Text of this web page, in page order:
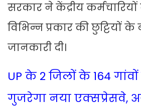
सरकार ने केंद्रीय
विभिन्न प्रकार की छुट्टियों के
जानकारी दी।
UP के 2 जिलों के 164
गुजरेगा नया एक्सप्रेसवे,